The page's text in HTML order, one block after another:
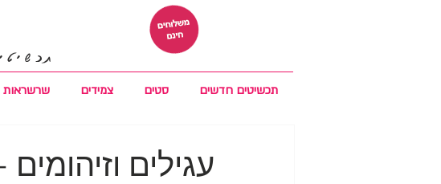
תכשיטים חדשים סטים צמידים שרשראות
עגילים